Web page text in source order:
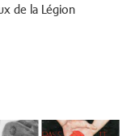
de la Légion